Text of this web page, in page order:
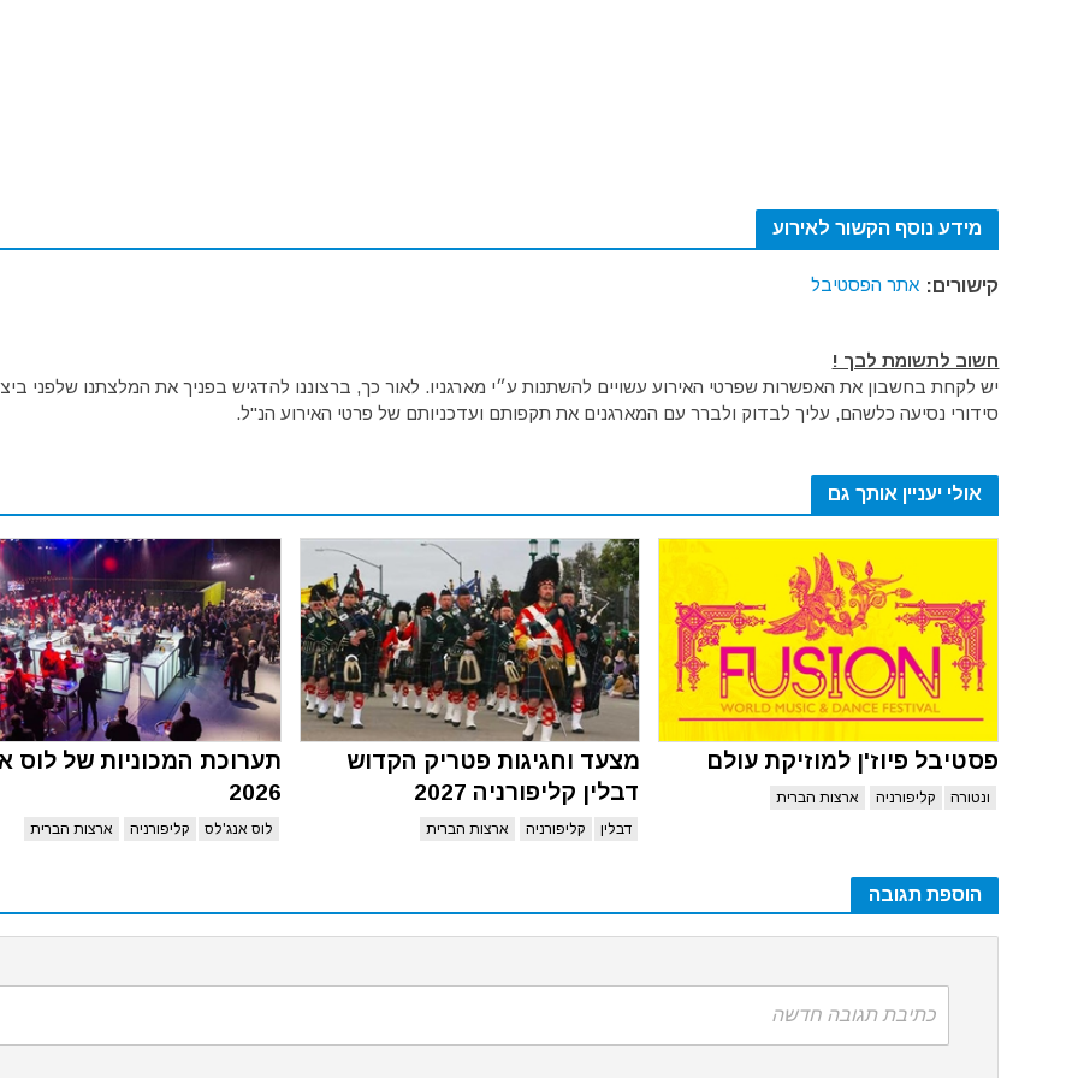
מידע נוסף הקשור לאירוע
קישורים: אתר הפסטיבל
חשוב לתשומת לבך !
יש לקחת בחשבון את האפשרות שפרטי האירוע עשויים להשתנות ע״י מארגניו. לאור כך, ברצוננו להדגיש בפניך את המלצתנו שלפני
סידורי נסיעה כלשהם, עליך לבדוק ולברר עם המארגנים את תקפותם ועדכניותם של פרטי האירוע הנ"ל.
אולי יעניין אותך גם
פסטיבל פיוז'ן למוזיקת עולם
ונטורה קליפורניה ארצות הברית
מצעד וחגיגות פטריק הקדוש
דבלין קליפורניה 2027
דבלין קליפורניה ארצות הברית
תערוכת המכוניות של לוס
2026
לוס אנג'לס קליפורניה ארצות הברית
הוספת תגובה
כתיבת תגובה חדשה